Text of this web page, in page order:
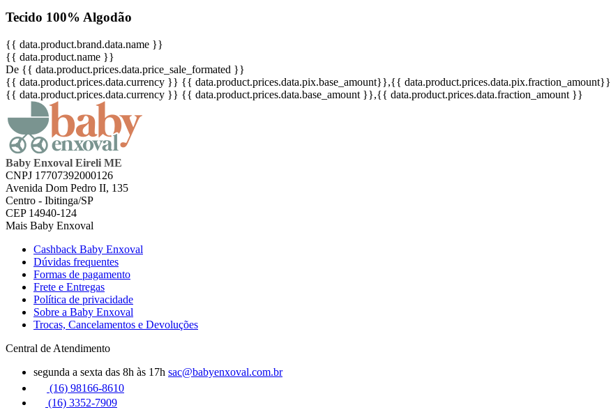
Tecido 100% Algodão
{{ data.product.brand.data.name }}
{{ data.product.name }}
De {{ data.product.prices.data.price_sale_formated }}
{{ data.product.prices.data.currency }} {{ data.product.prices.data.pix.base_amount}},{{ data.product.prices.data.pix.fraction_amount}}
{{ data.product.prices.data.currency }} {{ data.product.prices.data.base_amount }},{{ data.product.prices.data.fraction_amount }}
Baby Enxoval Eireli ME
CNPJ 17707392000126
Avenida Dom Pedro II, 135
Centro - Ibitinga/SP
CEP 14940-124
Mais Baby Enxoval
Cashback Baby Enxoval
Dúvidas frequentes
Formas de pagamento
Frete e Entregas
Política de privacidade
Sobre a Baby Enxoval
Trocas, Cancelamentos e Devoluções
Central de Atendimento
segunda a sexta das 8h às 17h sac@babyenxoval.com.br
(16) 98166-8610
(16) 3352-7909